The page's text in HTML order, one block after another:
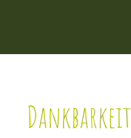
Dankbarkeit